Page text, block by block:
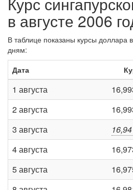
в августе 2006
В таблице показаны курсы доллара
дням:
Дата
1 августа
2 августа
3 августа
4 августа
5 августа